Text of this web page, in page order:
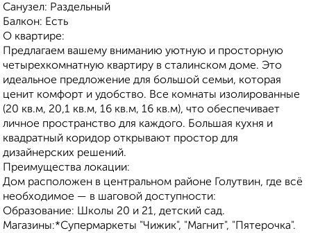
Санузел: Раздельный
Балкон: Есть
О квартире:
Предлагаем вашему вниманию уютную и просторную
четырехкомнатную квартиру в сталинском доме. Это
идеальное предложение для большой семьи, которая
ценит комфорт и удобство. Все комнаты изолированные
(20 кв.м, 20,1 кв.м, 16 кв.м, 16 кв.м), что обеспечивает
личное пространство для каждого. Большая кухня и
квадратный коридор открывают простор для
дизайнерских решений.
Преимущества локации:
Дом расположен в центральном районе Голутвин, где всё
необходимое — в шаговой доступности:
Образование: Школы 20 и 21, детский сад.
Магазины:*Супермаркеты "Чижик", "Магнит", "Пятерочка".